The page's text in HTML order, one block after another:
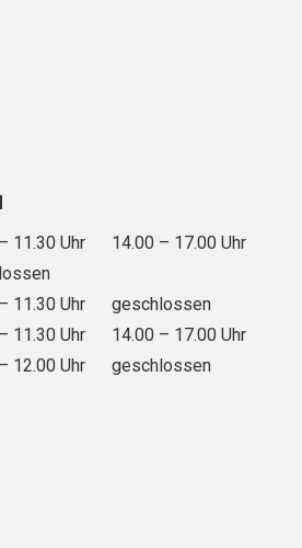
Nachmittag
11.30 Uhr
14.00 – 17.00 Uhr
11.30 Uhr
geschlossen
11.30 Uhr
14.00 – 17.00 Uhr
12.00 Uhr geschlossen